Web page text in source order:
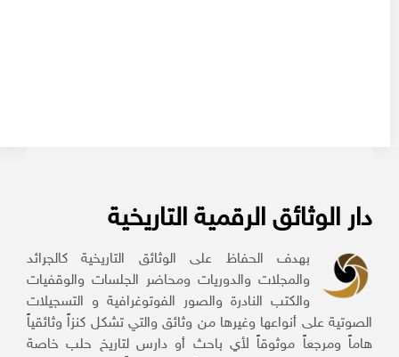
دار الوثائق الرقمية التاريخية
بهدف الحفاظ على الوثائق التاريخية كالجرائد
والمجلات والدوريات ومحاضر الجلسات والوقفيات
والكتب النادرة والصور الفوتوغرافية و التسجيلات
الصوتية على أنواعها وغيرها من وثائق والتي تشكل كنزاً وثائقياً
هاماً ومرجعاً موثوقاً لأي باحث أو دارس لتاريخ حلب خاصة